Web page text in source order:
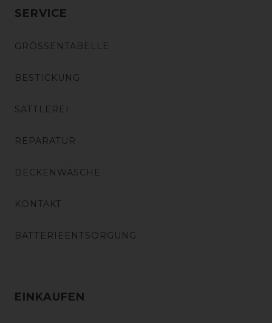
SERVICE
GRÖSSENTABELLE
BESTICKUNG
SATTLEREI
REPARATUR
DECKENWÄSCHE
KONTAKT
BATTERIEENTSORGUNG
EINKAUFEN